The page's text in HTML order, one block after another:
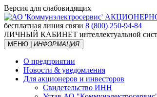
Версия для слабовидящих
бесплатная линия связи 8 (800) 250-94-84
ЛИЧНЫЙ КАБИНЕТ интеллектуальной
МЕНЮ | ИНФОРМАЦИЯ
О предприятии
Новости & уведомления
Для акционеров и инвесторов
Свидетельство ИНН